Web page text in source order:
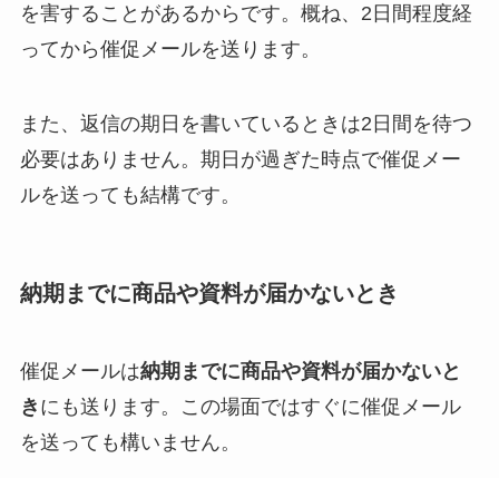
を害することがあるからです。概ね、2日間程度経
ってから催促メールを送ります。
また、返信の期日を書いているときは2日間を待つ
必要はありません。期日が過ぎた時点で催促メー
ルを送っても結構です。
納期までに商品や資料が届かないとき
催促メールは納期までに商品や資料が届かないと
き にも送ります。この場面ではすぐに催促メール
を送っても構いません。